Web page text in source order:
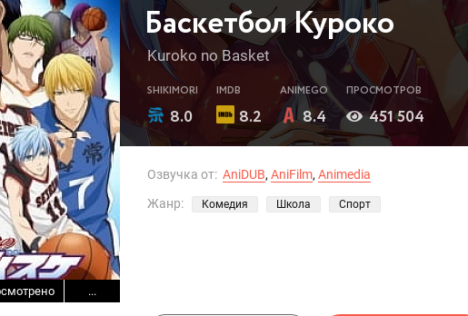
Баскетбол Куроко
...
Kuroko no Basket
SHIKIMORI
8.0
IMDB
8.2
ANIMEGO
8.4
ПРОСМОТРОВ
451 504
Озвучка от: AniDUB, AniFilm, Animedia
Жанр:
Комедия Школа Спорт